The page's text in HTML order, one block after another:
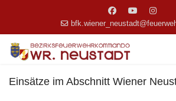
Einsätze im Abschnitt Wiener